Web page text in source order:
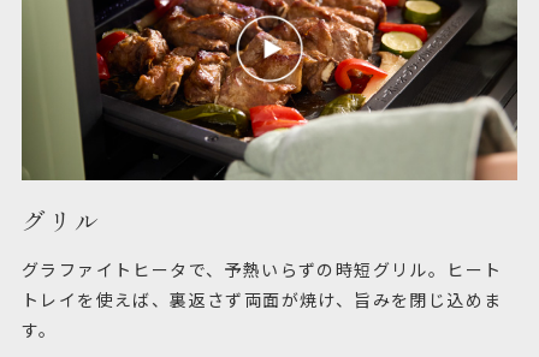
グリル
グラファイトヒータで、予熱いらずの時短グリル。ヒート
トレイを使えば、裏返さず両面が焼け、旨みを閉じ込めま
す。